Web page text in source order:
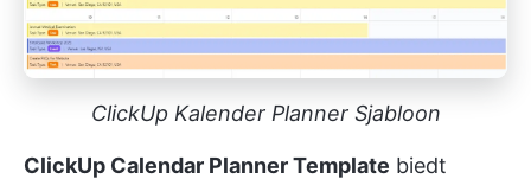
ClickUp Kalender Planner Sjabloon
ClickUp Calendar Planner Template biedt